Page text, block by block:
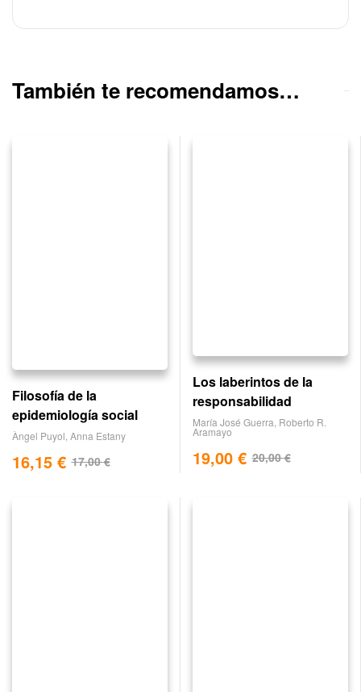
También te recomendamos…
Filosofía de la
epidemiología social
Àngel Puyol Anna Estany
17,00€
16,15 €
Los laberintos de la
responsabilidad
María José Guerra Roberto R.
Aramayo
20,00€
19,00 €